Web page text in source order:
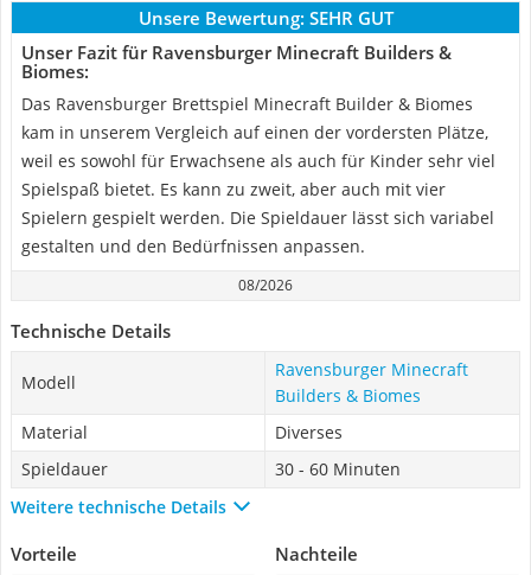
Unsere Bewertung: SEHR GUT
Unser Fazit für Ravensburger Minecraft Builders &
Biomes:
Das Ravensburger Brettspiel Minecraft Builder & Biomes
kam in unserem Vergleich auf einen der vordersten Plätze,
weil es sowohl für Erwachsene als auch für Kinder sehr viel
Spielspaß bietet. Es kann zu zweit, aber auch mit vier
Spielern gespielt werden. Die Spieldauer lässt sich variabel
gestalten und den Bedürfnissen anpassen.
08/2026
Technische Details
Modell
Ravensburger Minecraft
Builders & Biomes
Material
Diverses
Spieldauer
30 - 60 Minuten
Weitere technische Details
Vorteile Nachteile